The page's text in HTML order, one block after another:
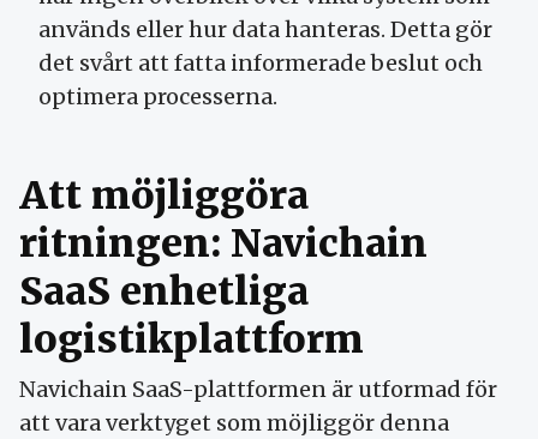
används eller hur data hanteras. Detta gör
det svårt att fatta informerade beslut och
optimera processerna.
Att möjliggöra
ritningen: Navichain
SaaS enhetliga
logistikplattform
Navichain SaaS-plattformen är utformad för
att vara verktyget som möjliggör denna